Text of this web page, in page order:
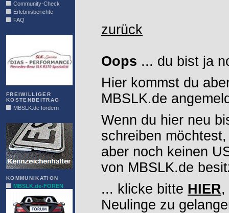
Community-Check
Erlebnisberichte
FAQ
FREIWILLIGER
KOSTENBEITRAG
MBSLK.de fördern
KOMMUNIKATION
MBSLK.de-FOREN
zurück
Oops ... du bist ja
Hier kommst du
MBSLK.de
Wenn du hier neu
schreiben möchtest,
aber noch keinen
von MBSLK.de
... klicke bitte HIER,
Neulinge zu